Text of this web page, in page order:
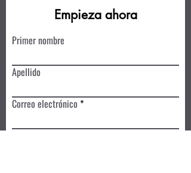
Empieza ahora
Primer nombre
Apellido
Correo electrónico